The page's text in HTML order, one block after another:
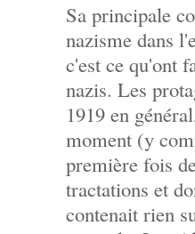
Sa principale
nazisme dans
c'est ce qu'ont
nazis. Les
1919 en
moment (y
première fois
tractations et
contenait rien